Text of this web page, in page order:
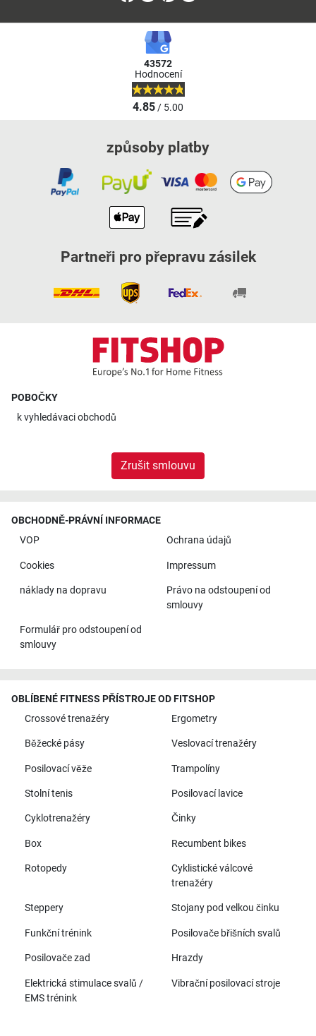
43572
Hodnocení
4.85/ 5.00
způsoby platby
Partneři pro přepravu zásilek
POBOČKY
kvyhledávaci obchodů
Zrušit smlouvu
OBCHODNĚ-PRÁVNÍ INFORMACE
VOP
Ochrana údajů
Cookies Impressum
náklady na dopravu
Právo na odstoupení od
smlouvy
Formulář pro odstoupení od
smlouvy
OBLÍBENÉ FITNESS PŘÍSTROJE OD FITSHOP
Crossové trenažéry
Ergometry
Běžecké pásy Veslovací trenažéry
Posilovací věže Trampolíny
Stolní tenis Posilovací lavice
Cyklotrenažéry Činky
Box Recumbent bikes
Rotopedy
Cyklistické válcové
trenažéry
Steppery Stojany pod velkou činku
Funkční trénink Posilovače břišních svalů
Posilovače zad Hrazdy
Elektrická stimulace svalů /
EMS trénink
Vibrační posilovací stroje